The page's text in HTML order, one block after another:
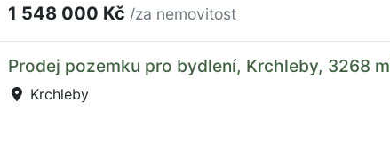
1 548 000 Kč /za nemovitost
Prodej pozemku pro bydlení, Krchleby, 3268 m
Krchleby